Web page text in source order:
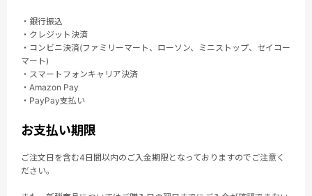
・銀行振込
・クレジット決済
・コンビニ決済(ファミリーマート、ローソン、ミニストップ、セイコー
マート)
・スマートフォンキャリア決済
・Amazon Pay
・PayPay支払い
お支払い期限
ご注文日を含む4日間以内のご入金期限となっておりますのでご注意く
ださい。